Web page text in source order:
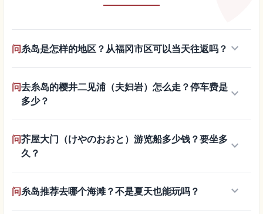
问糸岛是怎样的地区？从福冈市区可以当天往返吗？ keyboard_arrow_down
问去糸岛的樱井二见浦（夫妇岩）怎么走？停车费是
多少？
keyboard_arrow_down
问芥屋大门（けやのおおと）游览船多少钱？要坐多
久？
keyboard_arrow_down
问糸岛推荐去哪个海滩？不是夏天也能玩吗？ keyboard_arrow_down